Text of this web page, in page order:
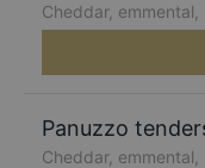
Cheddar,
Panuzzo
Cheddar,